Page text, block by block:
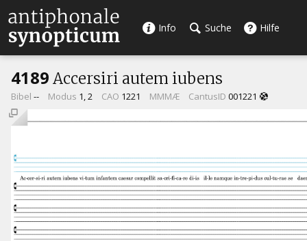
Info Suche Hilfe
4189 Accersiri autem iubens
Bibel -- Modus 1, 2 CAO 1221 MMMÆ CantusID 001221